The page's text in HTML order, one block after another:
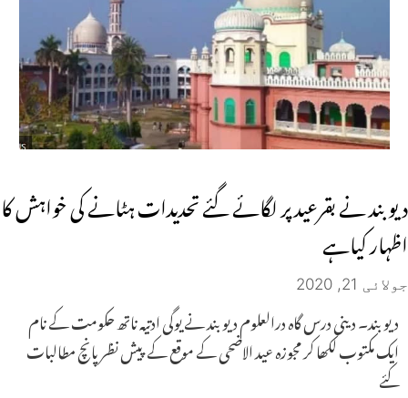
دیوبند نے بقرعید پر لگائے گئے تحدیدات ہٹانے کی خواہش کا
اظہار کیاہے
جولائی 21, 2020
دیو بند۔ دینی درس گاہ درالعلوم دیو بند نے یوگی ادتیہ ناتھ حکومت کے نام
ایک مکتوب لکھا کر مجوزہ عید الاضحی کے موقع کے پیش نظر پانچ مطالبات
کئے